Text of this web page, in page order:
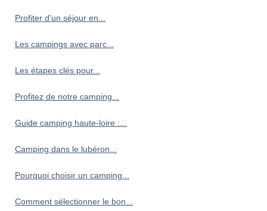
Profiter d'un séjour en...
Les campings avec parc...
Les étapes clés pour...
Profitez de notre camping...
Guide camping haute-loire :...
Camping dans le lubéron...
Pourquoi choisir un camping...
Comment sélectionner le bon...